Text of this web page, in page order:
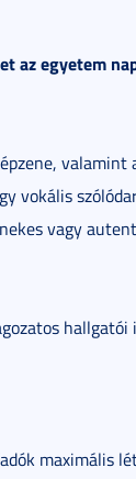
az egyetem
vokális
vagy
maximális